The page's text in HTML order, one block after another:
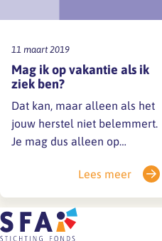
11 maart 2019
Mag ik op vakantie als ik
ziek ben?
Dat kan, maar alleen als het
jouw herstel niet belemmert.
Je mag dus alleen op
werkgever én (als de
werkgever dit wil) na
toestemming van de
bedrijfsarts. Vakantie kan in
Lees meer